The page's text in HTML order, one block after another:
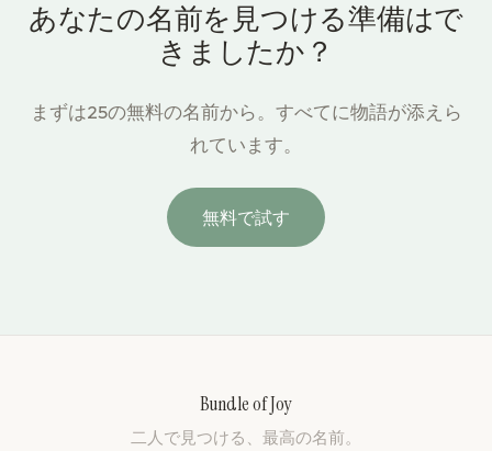
あなたの名前を見つける準備はで
きましたか？
まずは25の無料の名前から。すべてに物語が添えら
れています。
無料で試す
Bundle of Joy
二人で見つける、最高の名前。